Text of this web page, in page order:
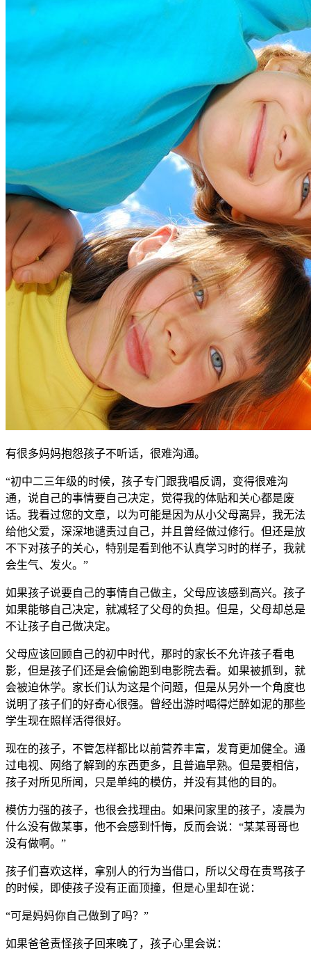
有很多妈妈抱怨孩子不听话，很难沟通。
“初中二三年级的时候，孩子专门跟我唱反调，变得很难沟
通，说自己的事情要自己决定，觉得我的体贴和关心都是废
话。我看过您的文章，以为可能是因为从小父母离异，我无法
给他父爱，深深地谴责过自己，并且曾经做过修行。但还是放
不下对孩子的关心，特别是看到他不认真学习时的样子，我就
会生气、发火。”
如果孩子说要自己的事情自己做主，父母应该感到高兴。孩子
如果能够自己决定，就减轻了父母的负担。但是，父母却总是
不让孩子自己做决定。
父母应该回顾自己的初中时代，那时的家长不允许孩子看电
影，但是孩子们还是会偷偷跑到电影院去看。如果被抓到，就
会被迫休学。家长们认为这是个问题，但是从另外一个角度也
说明了孩子们的好奇心很强。曾经出游时喝得烂醉如泥的那些
学生现在照样活得很好。
现在的孩子，不管怎样都比以前营养丰富，发育更加健全。通
过电视、网络了解到的东西更多，且普遍早熟。但是要相信，
孩子对所见所闻，只是单纯的模仿，并没有其他的目的。
模仿力强的孩子，也很会找理由。如果问家里的孩子，凌晨为
什么没有做某事，他不会感到忏悔，反而会说：“某某哥哥也
没有做啊。”
孩子们喜欢这样，拿别人的行为当借口，所以父母在责骂孩子
的时候，即使孩子没有正面顶撞，但是心里却在说：
“可是妈妈你自己做到了吗？”
如果爸爸责怪孩子回来晚了，孩子心里会说：